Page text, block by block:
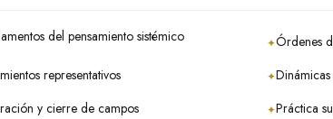
del pensamiento sistémico ✦Órdenes
representativos ✦
y cierre de campos ✦Práctica